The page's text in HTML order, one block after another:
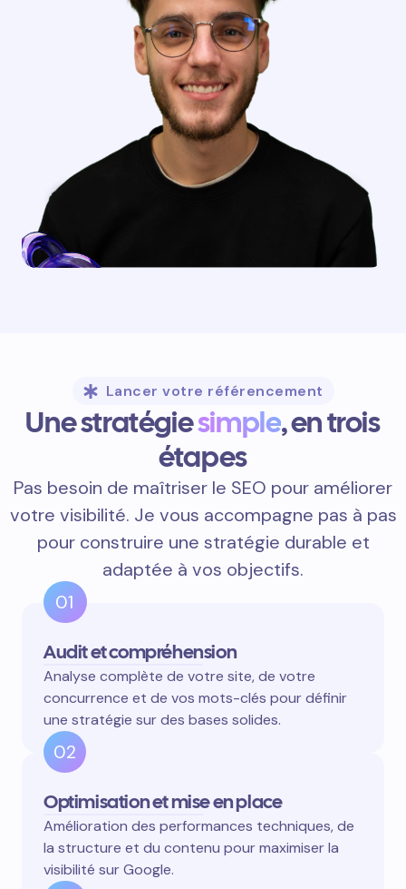
Lancer votre référencement
Une stratégiesimple, en trois
étapes
Pas besoin de maîtriser le SEO pour améliorer
votre visibilité. Je vous accompagne pas à pas
pour construire une stratégie durable et
adaptée à vos objectifs.
01
Audit et compréhension
Analyse complète de votre site, de votre
concurrence et de vos mots-clés pour définir
une stratégie sur des bases solides.
02
Optimisation et mise en place
Amélioration des performances techniques, de
la structure et du contenu pour maximiser la
visibilité sur Google.